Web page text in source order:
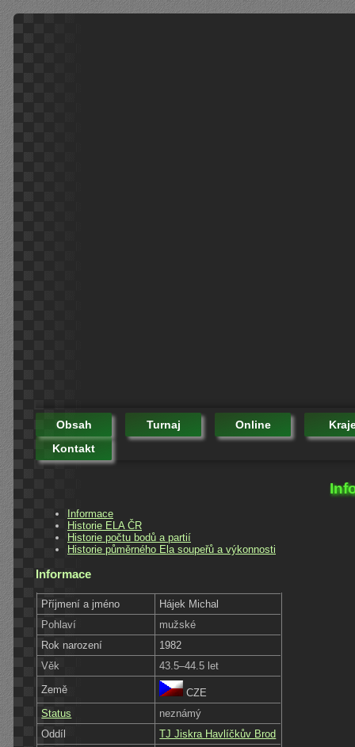
Obsah Turnaj Online
Kontakt
Informace
Historie ELA ČR
Historie počtu bodů a partií
Historie půměrného Ela soupeřů a výkonnosti
Informace
Příjmení a jméno
Hájek Michal
Pohlaví
mužské
Rok narození
1982
Věk
43.5–44.5 let
Země
CZE
Status
neznámý
Oddíl
TJ Jiskra Havlíčkův Brod